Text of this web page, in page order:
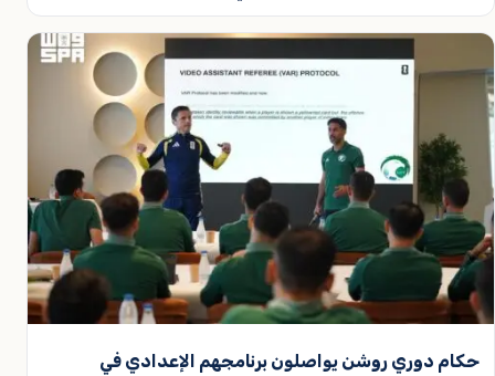
حكام دوري روشن يواصلون برنامجهم الإعدادي في